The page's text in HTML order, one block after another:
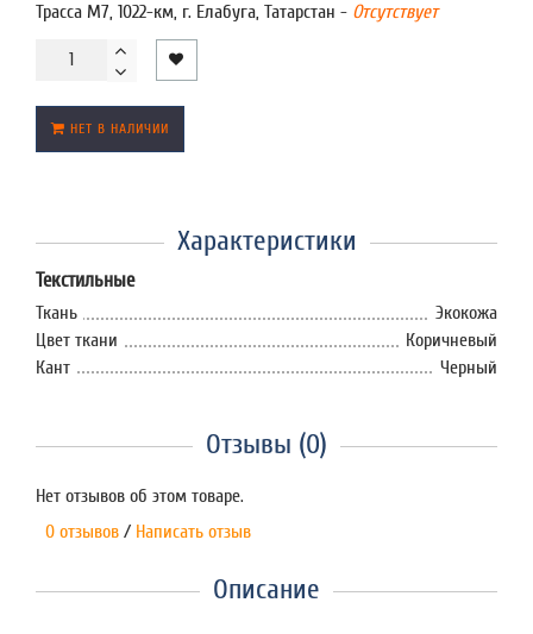
Трасса М7, 1022-км, г. Елабуга, Татарстан - Отсутствует
НЕТ В НАЛИЧИИ
Характеристики
Текстильные
Ткань
Экокожа
Цвет ткани
Коричневый
Кант
Черный
Отзывы (0)
Нет отзывов об этом товаре.
0 отзывов / Написать отзыв
Описание